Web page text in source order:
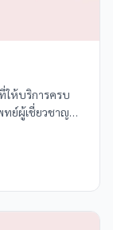
ให้บริการครบ
ทย์ผู้เชี่ยวชาญ